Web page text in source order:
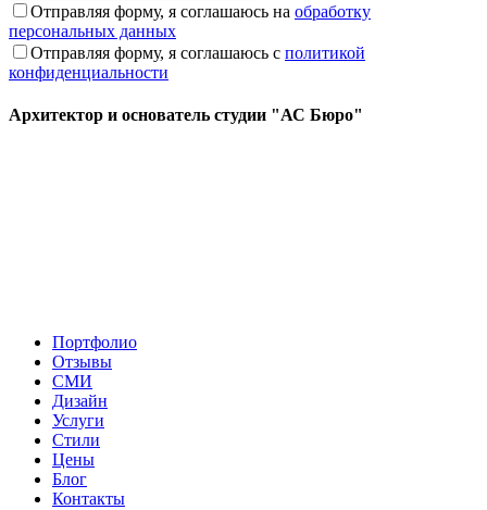
Отправляя форму, я соглашаюсь на обработку
персональных данных
Отправляя форму, я соглашаюсь с политикой
конфиденциальности
Архитектор и основатель студии "АС Бюро"
Портфолио
Отзывы
СМИ
Дизайн
Услуги
Стили
Цены
Блог
Контакты